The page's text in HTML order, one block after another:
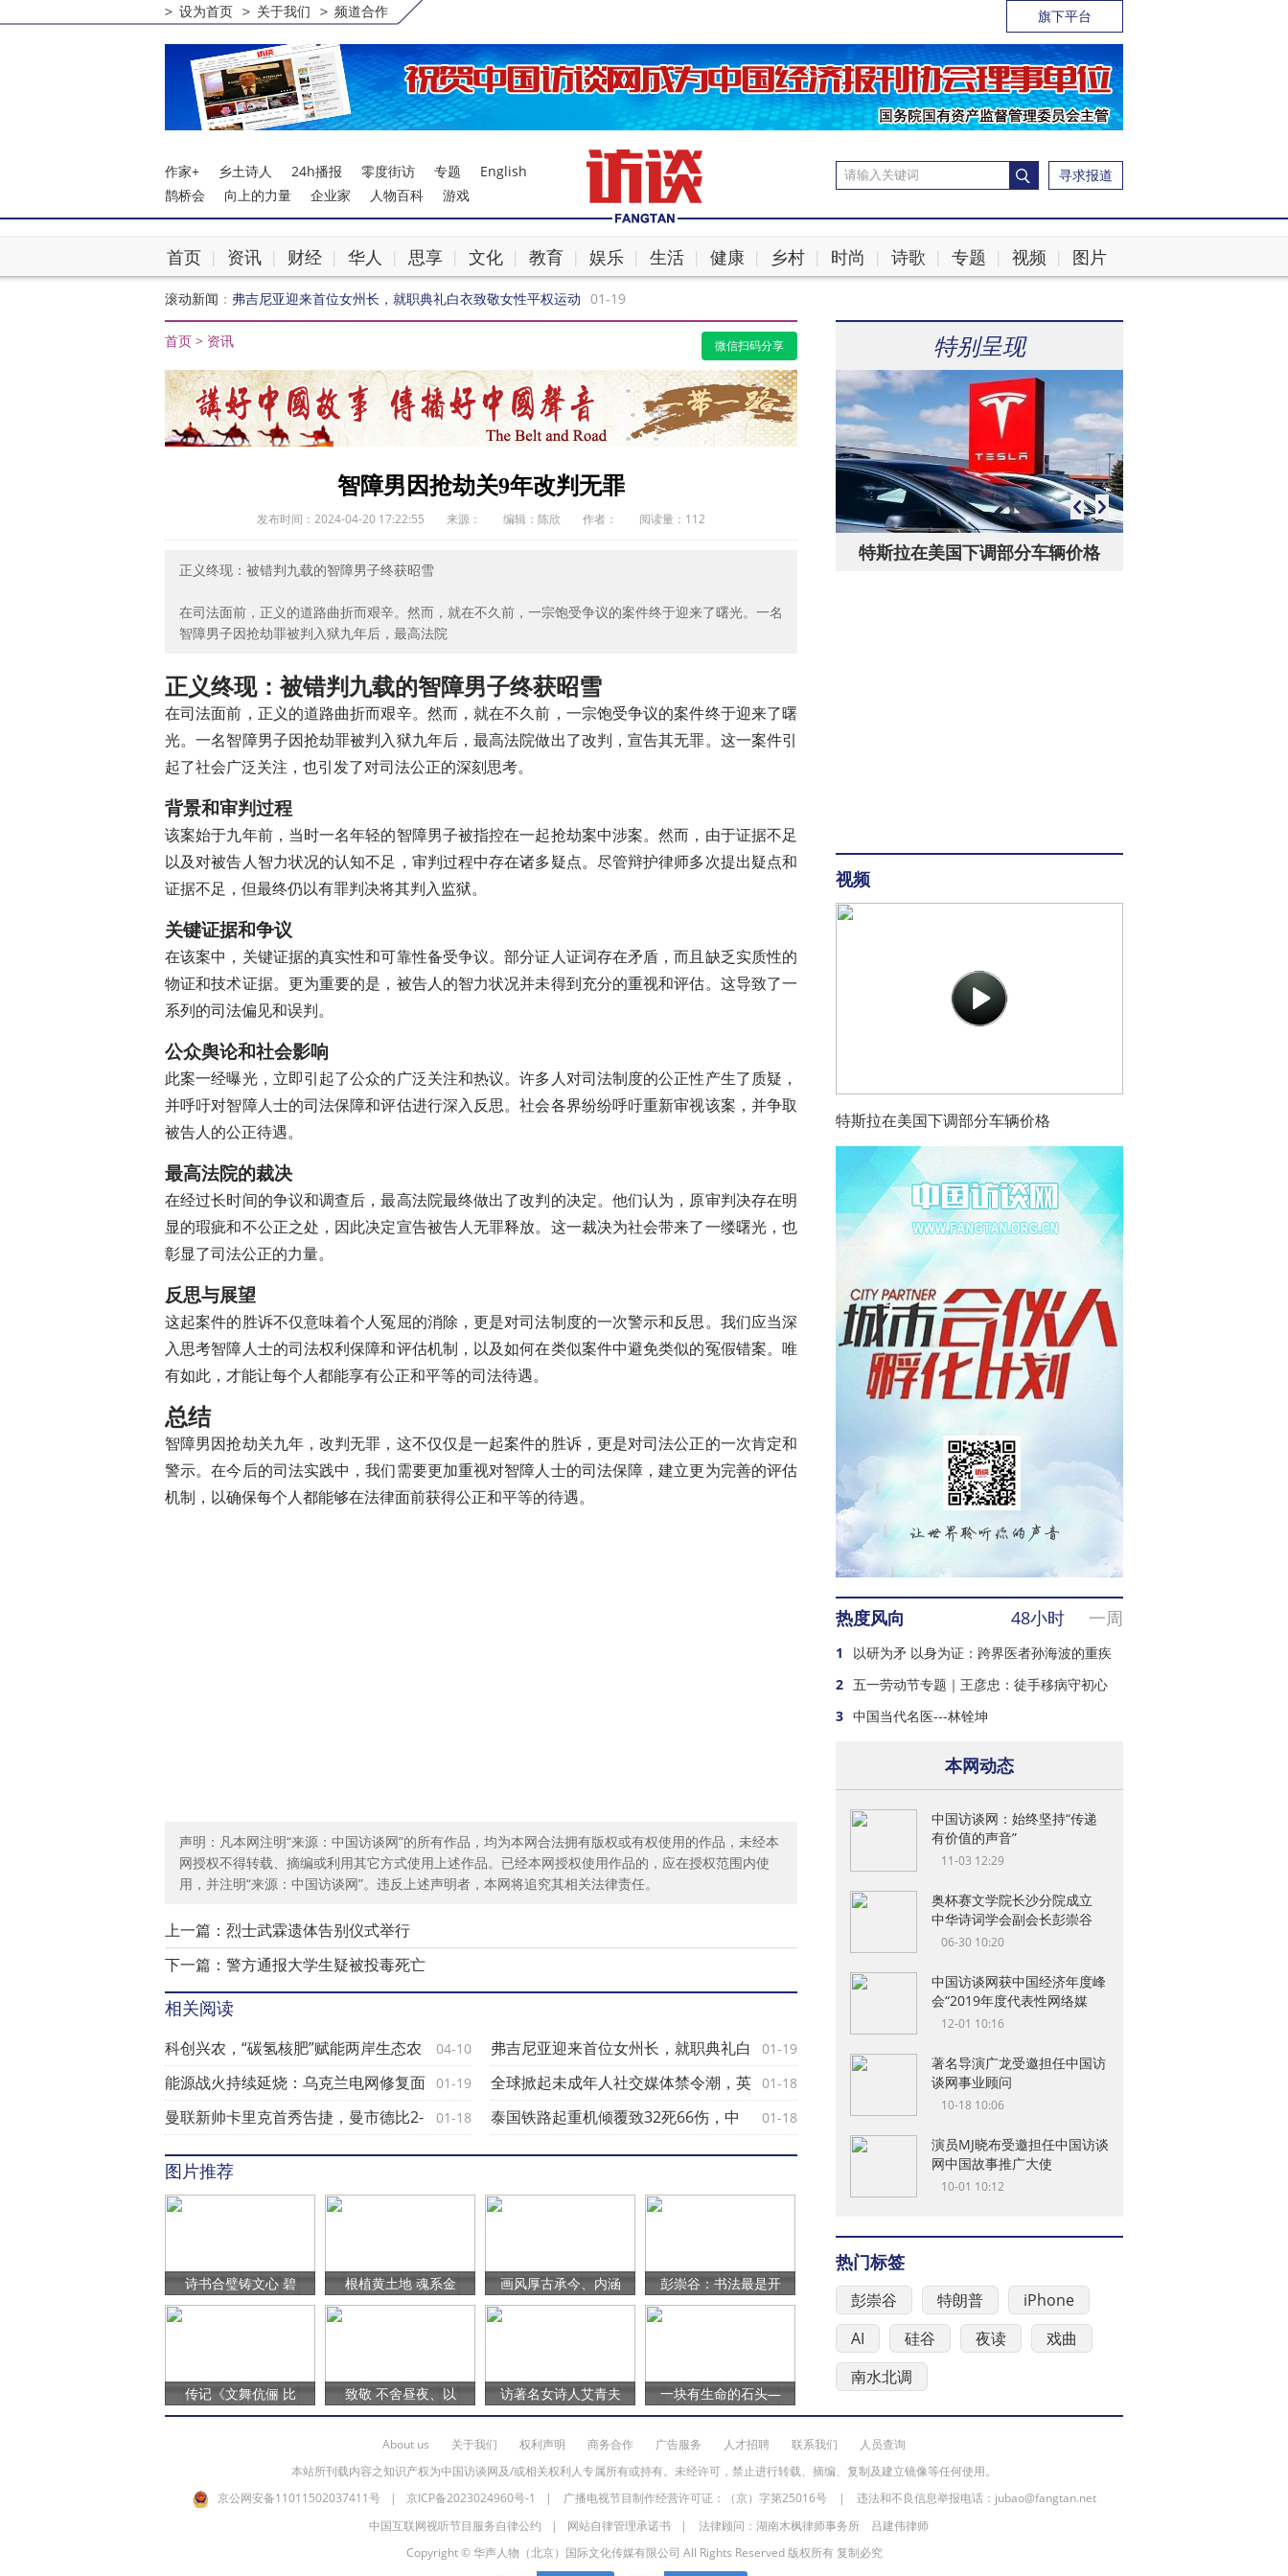
设为首页 关于我们 频道合作 旗下平台
作家+ 乡土诗人 24h播报 零度街访 专题
English
鹊桥会
向上的力量 企业家 人物百科 游戏
寻求报道
首页 | 资讯 | 财经 | 华人 | 思享 | 文化 | 教育 | 娱乐 | 生活 | 健康 | 乡村 | 时尚 | 诗歌 | 专题 | 视频 | 图片
滚动新闻 ： 弗吉尼亚迎来首位女州长，就职典礼白衣致敬女性平权运动 01-19
能源战火持续延烧：乌克兰电网修复面临挑战，和平谈判进入关键阶段 01-19
全球掀起未成年人社交媒体禁令潮，英国或将紧随澳大利亚步伐
曼联新帅卡里克首秀告捷，曼市德比2-0掀翻卫冕冠军
01-18
泰国铁路起重机倾覆致32死66伤，中资项目安全引关注
01-18
伊朗经济困境引发社会动荡，国际博弈暗流涌动 01-17
艾美奖得主蒂莫西·巴斯菲尔德深陷性侵指控，辩护团队提出三大无罪证据
01-17
美军引入争议AI助手格罗克，国防部长力推技术革新 01-17
冰岛前总统警告：北极领土争端或动摇西方联盟根基 01-16
真正有智慧的人守度而从容，存善守德终会收获岁月的厚待 01-14
揭秘天才犬类：它们如何通过“偷听”学会玩具名称？
艾丽安娜·格兰德十年马尾情结：从舞台标志到时尚符号的蜕变
01-13
机器人管家走进现实：硅谷企业如何破解家庭自动化难题
苹果AI战略面临关键考验：Siri升级能否重振iPhone销量？ 01-11
五大被忽视的超级蔬菜：肠道健康与细胞修复的天然宝库
01-11
特朗普签署行政令保护委内瑞拉石油收益，美企投资态度谨慎
01-11
美国海军家庭走出的数字游民：我在巴林找到了理想生活
01-11
美联邦破获芯片走私大案，揭示AI竞赛背后的隐秘战线
太空经济崛起：华尔街资本从AI转向航天赛道
英伟达瞄准2027年自动驾驶出租车市场，携手车企共谋产业新格局 01-11
需求超预期！Meta推迟Ray-Ban智能眼镜全球发售计划
01-11
Meta任命前微软法律高管马奥尼为新任首席法务官 01-11
人形机器人迎来“觉醒时刻”：CES展会揭示AI具身化新浪潮
Meta联手核能巨头布局AI算力，扎克伯格押注超级智能能源保障
英伟达CEO黄仁勋：中国对H200芯片需求旺盛，正推进出口许可
01-11
AI芯片引爆内存争夺战：三大厂商产能告急，消费级市场面临断供
01-11
雅各布·埃洛迪斩获影评人选择奖：弗兰肯斯坦怪物成就演员梦想
01-11
《一场又一场的战役》问鼎2026年影评人选择奖，保罗·托马斯·安德森再创辉煌
杰西·巴克利盛赞赵婷：她让我重新认识艺术家的本质
布莱德利·库珀新作聚焦脱口秀：普通人如何通过喜剧重塑人生
加州网约车司机集会抗议，要求加强自动驾驶出租车监管 01-10
马里宁完美短节目惊艳全场，美国花滑锦标赛上演奥运前哨战 01-10
联合中心球场湿滑事件：NBA赛事背后的运营挑战
美国移民执法枪击案：一位母亲之死引发执法边界争议
迈克·麦克丹尼尔黯然离任：海豚队四年执教生涯终结于未竟的冠军梦
亚马逊“代购”功能引争议：未经授权抓取商品，180余家零售商集体发声 01-10
OpenAI推出医疗健康助手，打造个人超级健康管家
01-10
谷歌母公司市值反超苹果，AI战略分野决定科技巨头新格局
AI聊天机器人致未成年人自杀案达成和解，科技巨头面临安全拷问
谷歌Gmail全面升级Gemini功能，AI邮件助手开启智能办公新篇章
欧盟设定2040年减排90%法律目标，碳市场改革同步调整
01-09
欧洲AI战略遇水荒挑战：数据中心扩张与水资源矛盾凸显 01-09
电动航空新锐Beta冲刺IPO，行业风口下能否改写出行格局？
特斯拉能源业务面临质量挑战：Powerwall 2召回事件深度解析 01-09
科创兴农，“碳氢核肥”赋能两岸生态农业 04-10
首页 > 资讯 微信扫码分享
智障男因抢劫关9年改判无罪
发布时间：2024-04-20 17:22:55 来源： 编辑：陈欣 作者： 阅读量： 112
正义终现：被错判九载的智障男子终获昭雪
在司法面前，正义的道路曲折而艰辛。然而，就在不久前，一宗饱受争议的案件终于迎来了曙光。一名
智障男子因抢劫罪被判入狱九年后，最高法院
正义终现：被错判九载的智障男子终获昭雪
在司法面前，正义的道路曲折而艰辛。然而，就在不久前，一宗饱受争议的案件终于迎来了曙
光。一名智障男子因抢劫罪被判入狱九年后，最高法院做出了改判，宣告其无罪。这一案件引
起了社会广泛关注，也引发了对司法公正的深刻思考。
背景和审判过程
该案始于九年前，当时一名年轻的智障男子被指控在一起抢劫案中涉案。然而，由于证据不足
以及对被告人智力状况的认知不足，审判过程中存在诸多疑点。尽管辩护律师多次提出疑点和
证据不足，但最终仍以有罪判决将其判入监狱。
关键证据和争议
在该案中，关键证据的真实性和可靠性备受争议。部分证人证词存在矛盾，而且缺乏实质性的
物证和技术证据。更为重要的是，被告人的智力状况并未得到充分的重视和评估。这导致了一
系列的司法偏见和误判。
公众舆论和社会影响
此案一经曝光，立即引起了公众的广泛关注和热议。许多人对司法制度的公正性产生了质疑，
并呼吁对智障人士的司法保障和评估进行深入反思。社会各界纷纷呼吁重新审视该案，并争取
被告人的公正待遇。
最高法院的裁决
在经过长时间的争议和调查后，最高法院最终做出了改判的决定。他们认为，原审判决存在明
显的瑕疵和不公正之处，因此决定宣告被告人无罪释放。这一裁决为社会带来了一缕曙光，也
彰显了司法公正的力量。
反思与展望
这起案件的胜诉不仅意味着个人冤屈的消除，更是对司法制度的一次警示和反思。我们应当深
入思考智障人士的司法权利保障和评估机制，以及如何在类似案件中避免类似的冤假错案。唯
有如此，才能让每个人都能享有公正和平等的司法待遇。
总结
智障男因抢劫关九年，改判无罪，这不仅仅是一起案件的胜诉，更是对司法公正的一次肯定和
警示。在今后的司法实践中，我们需要更加重视对智障人士的司法保障，建立更为完善的评估
机制，以确保每个人都能够在法律面前获得公正和平等的待遇。
声明：凡本网注明“来源：中国访谈网”的所有作品，均为本网合法拥有版权或有权使用的作品，未经本
网授权不得转载、摘编或利用其它方式使用上述作品。已经本网授权使用作品的，应在授权范围内使
用，并注明“来源：中国访谈网”。违反上述声明者，本网将追究其相关法律责任。
上一篇： 烈士武霖遗体告别仪式举行
下一篇： 警方通报大学生疑被投毒死亡
相关阅读
04-10
科创兴农，“碳氢核肥”赋能两岸生态农 01-19
弗吉尼亚迎来首位女州长，就职典礼白
衣
01-19
能源战火持续延烧：乌克兰电网修复面
临
01-18
全球掀起未成年人社交媒体禁令潮，英
国
01-18
曼联新帅卡里克首秀告捷，曼市德比2-
0
01-18
泰国铁路起重机倾覆致32死66伤，中
资项
图片推荐
诗书合璧铸文心 碧 根植黄土地 魂系金 画风厚古承今、内涵
彭崇谷：书法最是开
心
传记《文舞伉俪 比 致敬 不舍昼夜、以 访著名女诗人艾青夫 一块有生命的石头—
特别呈现
特斯拉在美国下调部分车辆价格
视频
特斯拉在美国下调部分车辆价格
热度风向 48小时 一周
1
以研为矛 以身为证：跨界医者孙海波的重疾
破
2 五一劳动节专题｜王彦忠：徒手移病守初心
古法
3 中国当代名医---林铨坤
本网动态
中国访谈网：始终坚持“传递
有价值的声音”
11-03 12:29
奥杯赛文学院长沙分院成立
中华诗词学会副会长彭崇谷
06-30 10:20
中国访谈网获中国经济年度峰
会“2019年度代表性网络媒
12-01 10:16
著名导演广龙受邀担任中国访
谈网事业顾问
10-18 10:06
演员MJ晓布受邀担任中国访谈
网中国故事推广大使
10-01 10:12
热门标签
彭崇谷 特朗普
iPhone
AI
硅谷 夜读
戏曲
南水北调
About us 关于我们 权利声明 商务合作 广告服务 人才招聘 联系我们
人员查询
本站所刊载内容之知识产权为中国访谈网及/或相关权利人专属所有或持有。未经许可，禁止进行转载、摘编、复制及建立镜像等任何使用。
京公网安备11011502037411号
| 京ICP备2023024960号-1
| 广播电视节目制作经营许可证：（京）字第25016号 | 违法和不良信息举报电话：jubao@fangtan.net
中国互联网视听节目服务自律公约
| 网站自律管理承诺书
| 法律顾问：湖南木枫律师事务所 吕建伟律师
Copyright © 华声人物（北京）国际文化传媒有限公司 All Rights Reserved 版权所有 复制必究